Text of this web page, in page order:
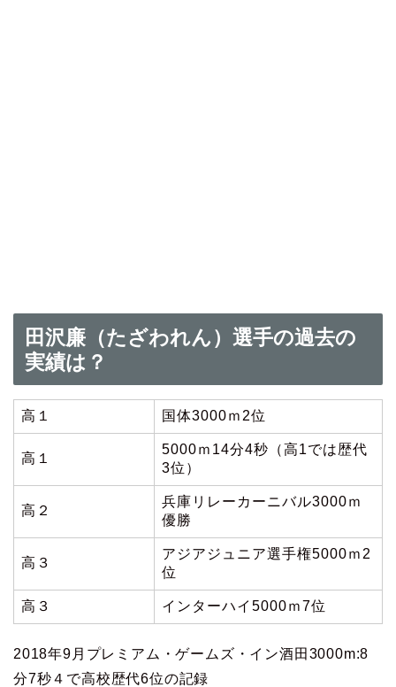
田沢廉（たざわれん）選手の過去の
実績は？
高１ 国体3000ｍ2位
高１
5000ｍ14分4秒（高1では歴代
3位）
高２
兵庫リレーカーニバル3000ｍ
優勝
高３
アジアジュニア選手権5000ｍ2
位
高３ インターハイ5000ｍ7位
2018年9月プレミアム・ゲームズ・イン酒田3000m:8
分7秒４で高校歴代6位の記録